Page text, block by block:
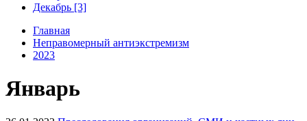
Декабрь [3]
Главная
Неправомерный антиэкстремизм
2023
Январь